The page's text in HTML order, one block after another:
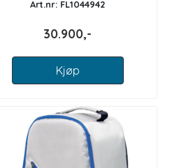
Art.nr: FL1044942
30.900,-
Kjøp